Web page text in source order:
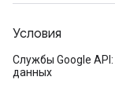
Условия
Службы Google
данных